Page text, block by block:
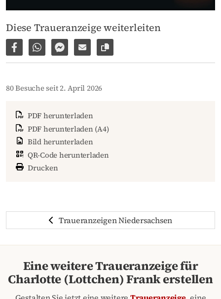
Diese Traueranzeige weiterleiten
Auf Facebook teilen
Per WhatsApp weiterleiten
Per Facebook Messenger weiterleiten
Per E-Mail versenden
Link zur Seite kopieren
80 Besuche seit 2. April 2026
PDF herunterladen
PDF herunterladen (A4)
Bild herunterladen
QR-Code herunterladen
Drucken
Traueranzeigen Niedersachsen
Eine weitere Traueranzeige für
Charlotte (Lottchen) Frank erstellen